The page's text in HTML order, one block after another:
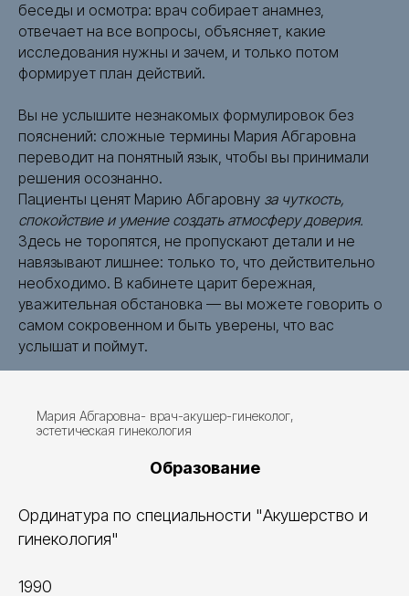
беседы и осмотра: врач собирает анамнез,
отвечает на все вопросы, объясняет, какие
исследования нужны и зачем, и только потом
формирует план действий.
Вы не услышите незнакомых формулировок без
пояснений: сложные термины Мария Абгаровна
переводит на понятный язык, чтобы вы принимали
решения осознанно.
Пациенты ценят Марию Абгаровну за чуткость,
спокойствие и умение создать атмосферу доверия.
Здесь не торопятся, не пропускают детали и не
навязывают лишнее: только то, что действительно
необходимо. В кабинете царит бережная,
уважительная обстановка — вы можете говорить о
самом сокровенном и быть уверены, что вас
услышат и поймут.
Мария Абгаровна- врач-акушер-гинеколог,
эстетическая гинекология
Образование
Ординатура по специальности "Акушерство и
гинекология"
1990